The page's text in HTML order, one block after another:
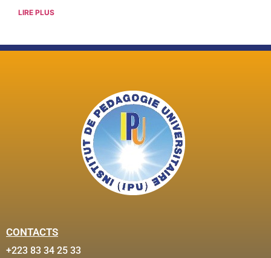
LIRE PLUS
CONTACTS
+223 83 34 25 33